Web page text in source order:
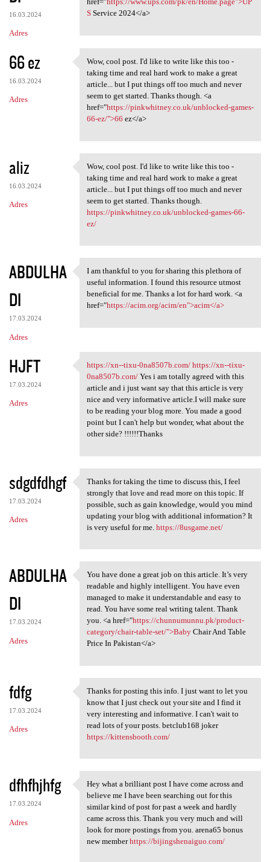
16.03.2024
Adres
SService 2024</a>
66 ez
16.03.2024
Adres
Wow, cool post. I'd like to
Wow, cool post. I'd like to write like this too -
taking time and real hard work to make a great
article... but I put things off too much and never
seem to get started. Thanks though. <a
href="https://pinkwhitney.co.uk/unblocked-games-
66-ez/">66 ez</a>
aliz
16.03.2024
Adres
Wow, cool post. I'd like to
Wow, cool post. I'd like to write like this too -
taking time and real hard work to make a great
article... but I put things off too much and never
seem to get started. Thanks though.
https://pinkwhitney.co.uk/unblocked-games-66-
ez/
ABDULHA
DI
17.03.2024
Adres
I am thankful to you for
I am thankful to you for sharing this plethora of
useful information. I found this resource utmost
beneficial for me. Thanks a lot for hard work. <a
href="https://acim.org/acim/en">acim</a>
HJFT
17.03.2024
Adres
https://xn--tixu-0na8507b.com
https://xn--tixu-0na8507b.com/ https://xn--tixu-
0na8507b.com/Yes i am totally agreed with this
article and i just want say that this article is very
nice and very informative article.I will make sure
to be reading your blog more. You made a good
point but I can't help but wonder, what about the
other side? !!!!!!Thanks
sdgdfdhgf
17.03.2024
Adres
Thanks for taking the time to
Thanks for taking the time to discuss this, I feel
strongly that love and read more on this topic. If
possible, such as gain knowledge, would you mind
updating your blog with additional information? It
is very useful for me. https://8usgame.net/
ABDULHA
DI
17.03.2024
Adres
You have done a great job on
You have done a great job on this article. It’s very
readable and highly intelligent. You have even
managed to make it understandable and easy to
read. You have some real writing talent. Thank
you. <a href="https://chunnumunnu.pk/product-
category/chair-table-set/">BabyChair And Table
Price In Pakistan</a>
fdfg
17.03.2024
Adres
Thanks for posting this info.
Thanks for posting this info. I just want to let you
know that I just check out your site and I find it
very interesting and informative. I can't wait to
read lots of your posts. betclub168 joker
https://kittensbooth.com/
dfhfhjhfg
17.03.2024
Adres
Hey what a brilliant post I
Hey what a brilliant post I have come across and
believe me I have been searching out for this
similar kind of post for past a week and hardly
came across this. Thank you very much and will
look for more postings from you. arena65 bonus
new memberhttps://bijingshenaiguo.com/